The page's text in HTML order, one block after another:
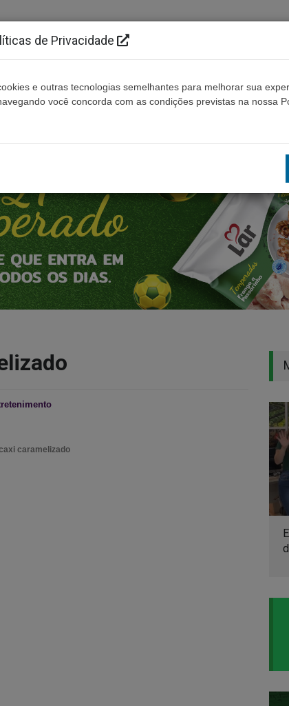
Cidades Ouça ao vivo Contato Não
caramelizado
de Privacidade
e outras tecnologias semelhantes para melhorar sua
você concorda com as condições previstas na nossa